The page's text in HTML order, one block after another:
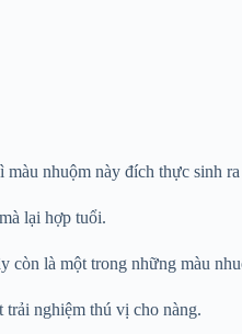
nhuộm này đích thực sinh
mà lại hợp tuổi.
còn là một trong những màu
trải nghiệm thú vị cho nàng.